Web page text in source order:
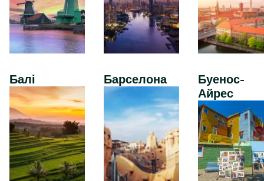
Балі Барселона
Буенос-
Айрес